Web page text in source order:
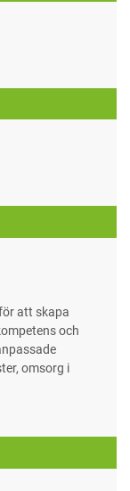
att skapa
och
omsorg i